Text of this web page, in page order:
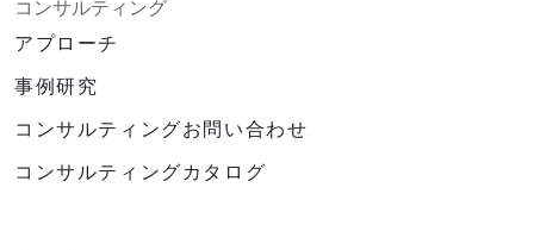
コンサルティング
アプローチ
事例研究
コンサルティングお問い合わせ
コンサルティングカタログ